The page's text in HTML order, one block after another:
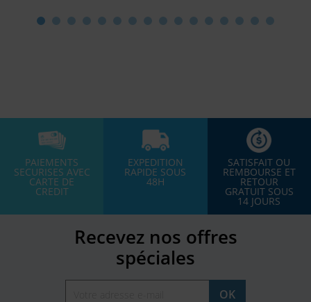
PAIEMENTS
SECURISES AVEC
CARTE DE
CREDIT
EXPEDITION
RAPIDE SOUS
48H
SATISFAIT OU
REMBOURSE ET
RETOUR
GRATUIT SOUS
14 JOURS
Recevez nos offres
spéciales